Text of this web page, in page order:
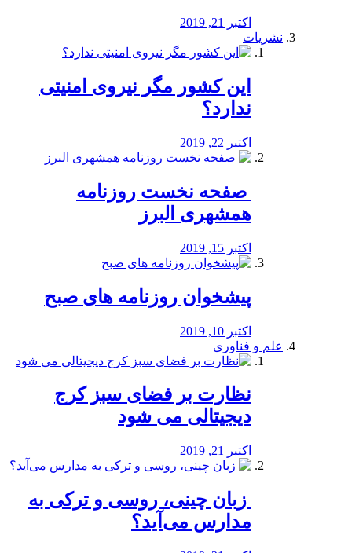
اکتبر 21, 2019
نشریات
این کشور مگر نیروی امنیتی
ندارد؟
اکتبر 22, 2019
️ صفحه نخست روزنامه‌
همشهری البرز
اکتبر 15, 2019
پیشخوان روزنامه های صبح
اکتبر 10, 2019
علم و فناوری
نظارت بر فضای سبز کرج
دیجیتالی می شود
اکتبر 21, 2019
️ زبان چینی، روسی و ترکی به
مدارس می‌آید؟